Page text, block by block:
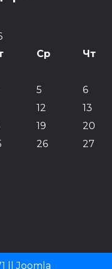
Ср Чт
5 6
12 13
19 20
26 27
||Joomla